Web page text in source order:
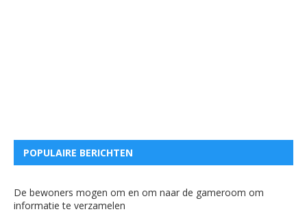
POPULAIRE BERICHTEN
De bewoners mogen om en om naar de gameroom om
informatie te verzamelen